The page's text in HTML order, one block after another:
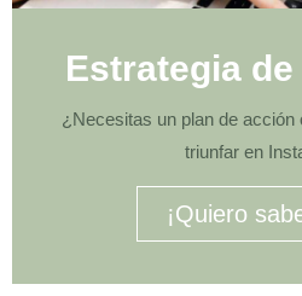
Estrategia
¿Necesitas un plan de acción
triunfar en
¡Quiero